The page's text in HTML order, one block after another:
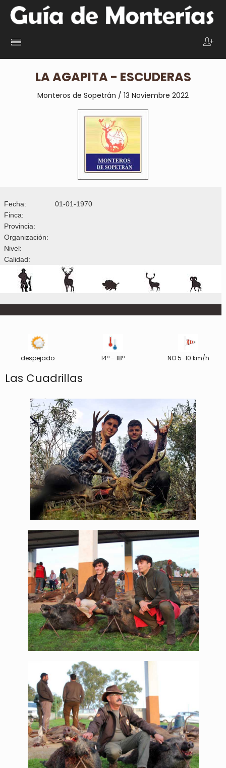
LA AGAPITA - ESCUDERAS
Monteros de Sopetrán / 13 Noviembre 2022
Fecha:
01-01-1970
Finca:
Provincia:
Organización:
Nivel:
Calidad:
despejado 14º - 18º NO 5-10 km/h
Las Cuadrillas